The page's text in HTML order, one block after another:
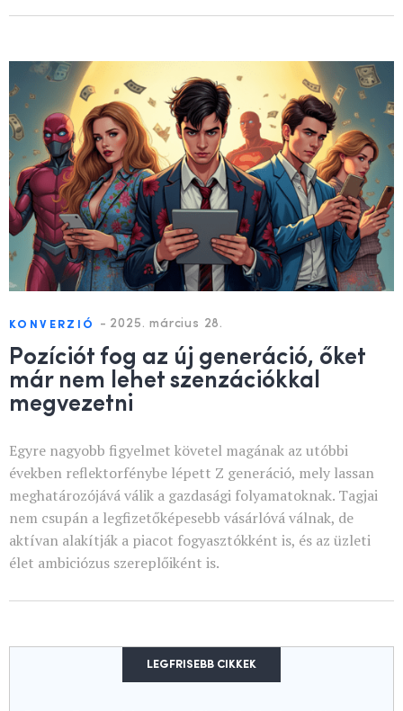
KONVERZIÓ - 2025. március 28.
Pozíciót fog az új generáció, őket
már nem lehet szenzációkkal
megvezetni
Egyre nagyobb figyelmet követel magának az utóbbi
években reflektorfénybe lépett Z generáció, mely lassan
meghatározójává válik a gazdasági folyamatoknak. Tagjai
nem csupán a legfizetőképesebb vásárlóvá válnak, de
aktívan alakítják a piacot fogyasztókként is, és az üzleti
élet ambiciózus szereplőiként is.
LEGFRISEBB CIKKEK